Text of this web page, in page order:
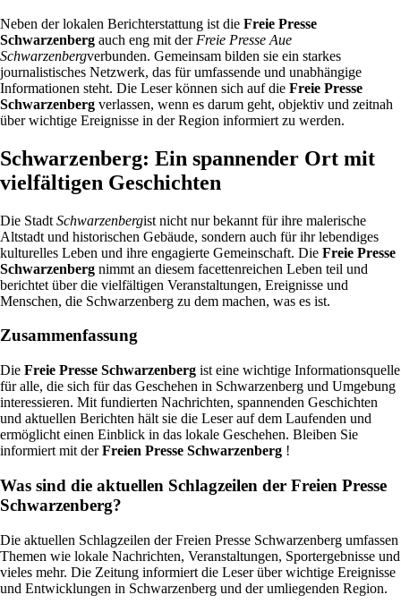
Neben der lokalen Berichterstattung ist die Freie Presse
Schwarzenberg auch eng mit der Freie Presse Aue
Schwarzenbergverbunden. Gemeinsam bilden sie ein starkes
journalistisches Netzwerk, das für umfassende und unabhängige
Informationen steht. Die Leser können sich auf die Freie Presse
Schwarzenberg verlassen, wenn es darum geht, objektiv und zeitnah
über wichtige Ereignisse in der Region informiert zu werden.
Schwarzenberg: Ein spannender Ort mit
vielfältigen Geschichten
Die Stadt Schwarzenbergist nicht nur bekannt für ihre malerische
Altstadt und historischen Gebäude, sondern auch für ihr lebendiges
kulturelles Leben und ihre engagierte Gemeinschaft. Die Freie Presse
Schwarzenberg nimmt an diesem facettenreichen Leben teil und
berichtet über die vielfältigen Veranstaltungen, Ereignisse und
Menschen, die Schwarzenberg zu dem machen, was es ist.
Zusammenfassung
Die Freie Presse Schwarzenberg ist eine wichtige Informationsquelle
für alle, die sich für das Geschehen in Schwarzenberg und Umgebung
interessieren. Mit fundierten Nachrichten, spannenden Geschichten
und aktuellen Berichten hält sie die Leser auf dem Laufenden und
ermöglicht einen Einblick in das lokale Geschehen. Bleiben Sie
informiert mit derFreien Presse Schwarzenberg !
Was sind die aktuellen Schlagzeilen der Freien Presse
Schwarzenberg?
Die aktuellen Schlagzeilen der Freien Presse Schwarzenberg umfassen
Themen wie lokale Nachrichten, Veranstaltungen, Sportergebnisse und
vieles mehr. Die Zeitung informiert die Leser über wichtige Ereignisse
und Entwicklungen in Schwarzenberg und der umliegenden Region.